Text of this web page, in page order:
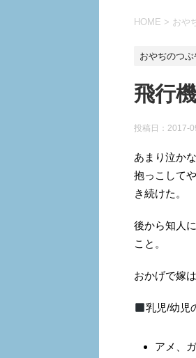
HOME > おや
おやぢのつぶ
飛行
投稿日： 2017-
あまり泣か
抱っこして
き続けた。
後から知人
こと。
おかげで嫁
乳児/幼児
アメ、